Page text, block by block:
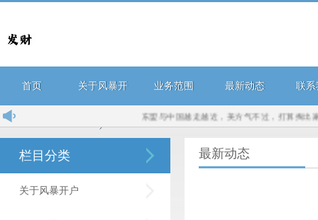
首页 关于风暴开
户
业务范围 最新动态 联系
东盟与中国越走越近，美方气不过，打算掏出家
栏目分类
关于风暴开户
最新动态